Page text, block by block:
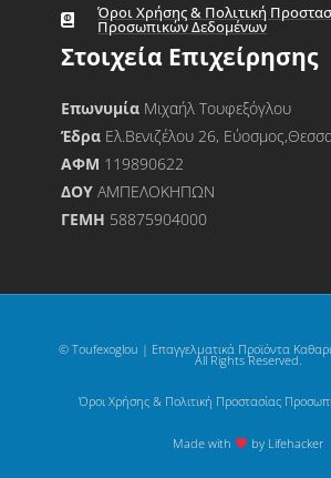
Όροι Χρήσης & Πολιτική
Προσωπικών Δεδομένων
Στοιχεία Επιχείρησης
Επωνυμία Μιχαήλ Τουφεξόγλου
Έδρα Ελ.Βενιζέλου 26,
ΑΦΜ 119890622
ΔΟΥΑΜΠΕΛΟΚΗΠΩΝ
ΓΕΜΗ 58875904000
© Toufexoglou | Επαγγελματικά Προϊόντα
All Rights Reserved.
Όροι Χρήσης & Πολιτική Προστασίας
Made with by Lifehacker